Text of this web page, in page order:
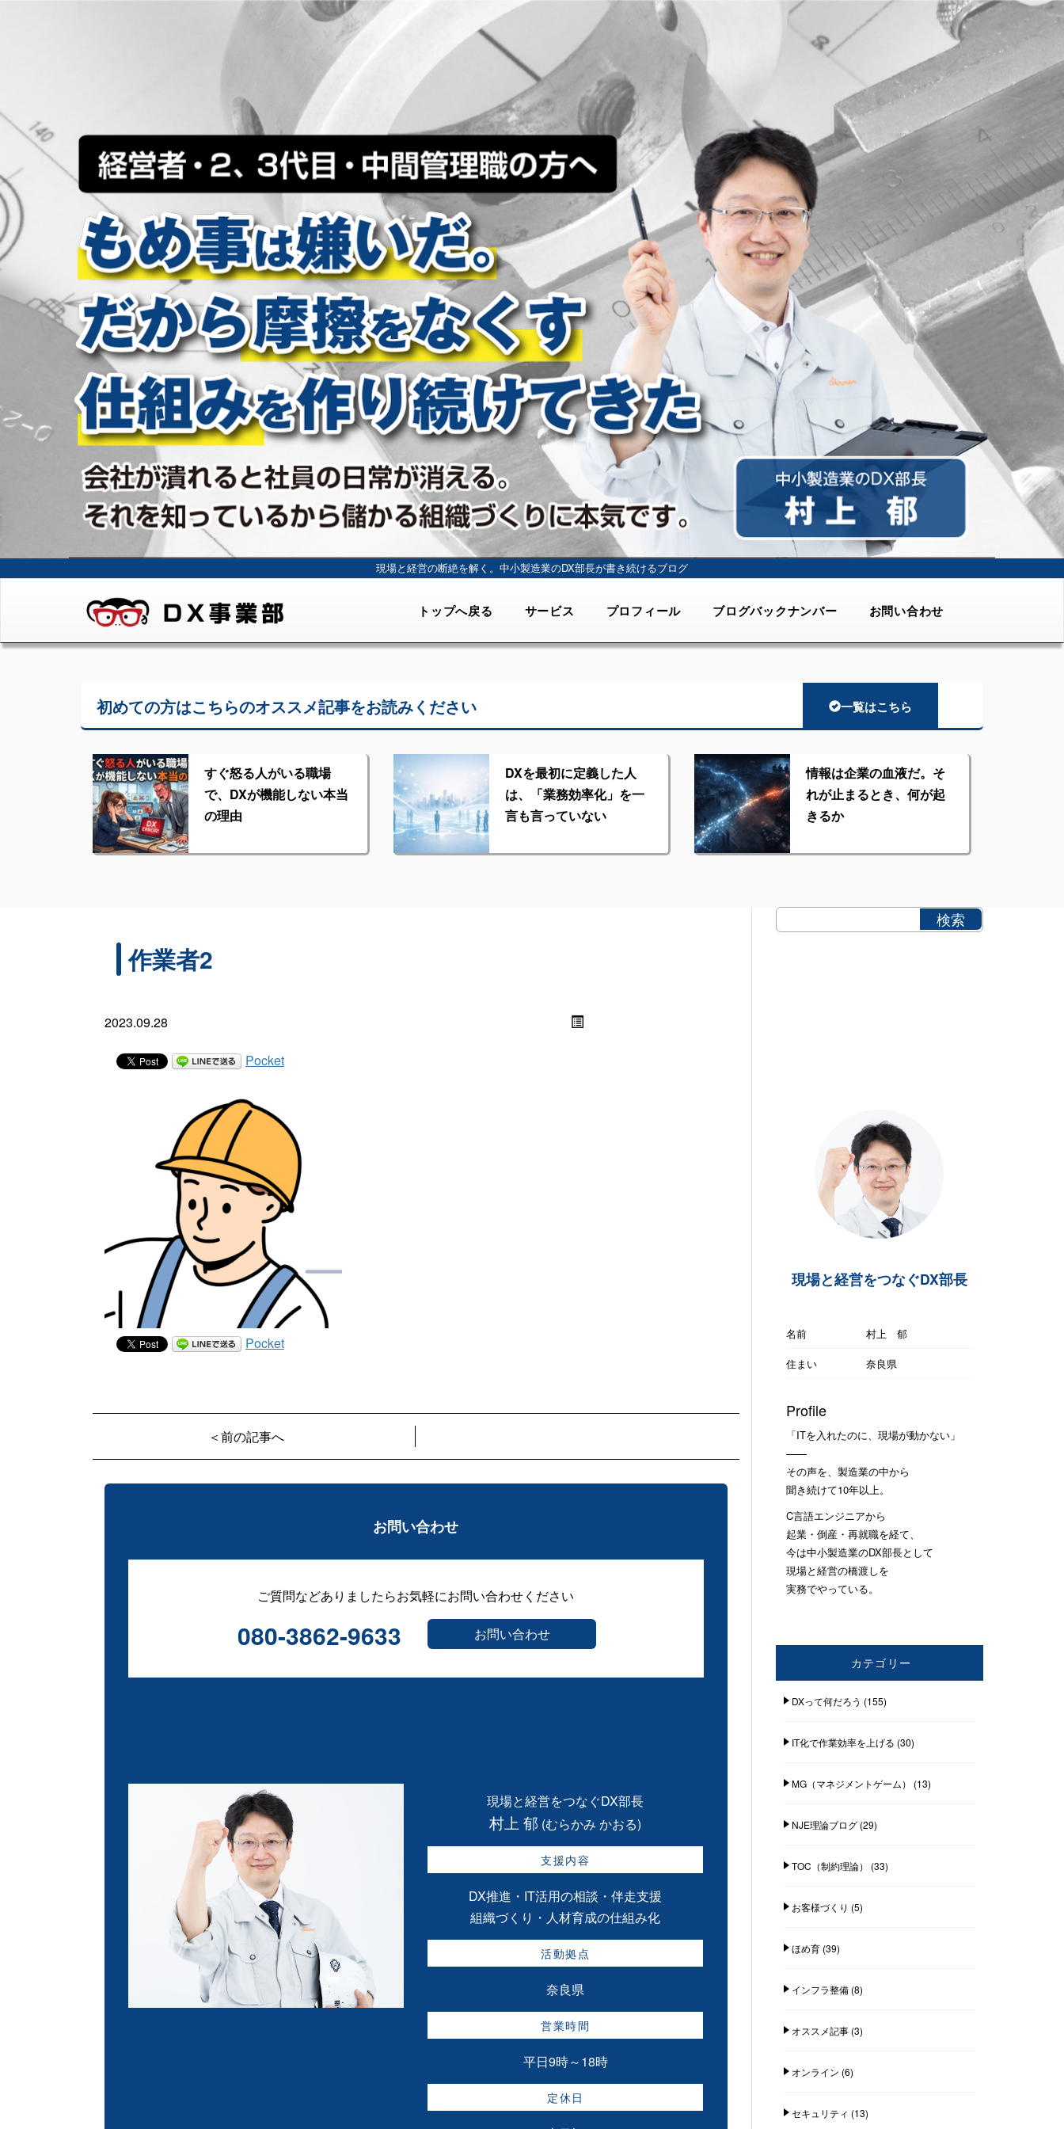
現場と経営の断絶を解く。 中小製造業のDX部長が書き続けるブログ
トップへ戻る サービス プロフィール ブログバックナンバー お問い合わせ
初めての方はこちらのオススメ記事をお読みください 一覧はこちら
すぐ怒る人がいる職場
で、DXが機能しない本当
の理由
DXを最初に定義した人
は、「業務効率化」を一
言も言っていない
情報は企業の血液だ。そ
れが止まるとき、何が起
きるか
作業者2
2023.09.28
Pocket
Pocket
＜前の記事へ
お問い合わせ
ご質問などありましたらお気軽にお問い合わせください
080-3862-9633 お問い合わせ
現場と経営をつなぐDX部長
村上 郁 (むらかみ かおる)
支援内容
DX推進・IT活用の相談・伴走支援
組織づくり・人材育成の仕組み化
活動拠点
奈良県
営業時間
平日9時～18時
定休日
現場と経営をつなぐDX部長
名前
村上 郁
住まい
奈良県
Profile
「ITを入れたのに、現場が動かない」
——
その声を、製造業の中から
聞き続けて10年以上。
C言語エンジニアから
起業・倒産・再就職を経て、
今は中小製造業のDX部長として
現場と経営の橋渡しを
実務でやっている。
カテゴリー
DXって何だろう (155)
IT化で作業効率を上げる (30)
MG（マネジメントゲーム） (13)
NJE理論ブログ(29)
TOC（制約理論） (33)
お客様づくり (5)
ほめ育(39)
インフラ整備(8)
オススメ記事(3)
オンライン (6)
セキュリティ (13)